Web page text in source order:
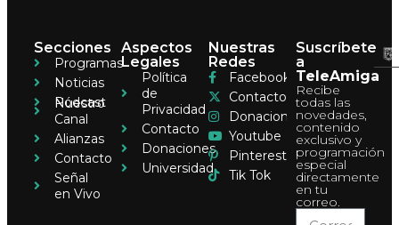
Secciones
Programas
Noticias
Pódcast
Nuestro
Canal
Alianzas
Contacto
Señal
en Vivo
Aspectos
Legales
Política
de
Privacidad
Contacto
Donaciones
Universidad
Nuestras
Redes
Facebook
Contacto
Donaciones
Youtube
Pinterest
Tik Tok
Suscríbete
a
TeleAmiga
Recibe
todas las
novedades,
contenido
exclusivo y
programación
especial
directamente
en tu
correo.